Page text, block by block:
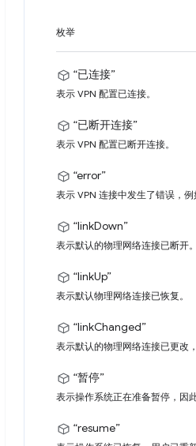
枚举
“已连接”
表示 VPN 配置已连接。
“已断开连接”
表示 VPN 配置已断开连接。
“error”
表示 VPN 连接中发生了错误，
“linkDown”
表示默认的物理网络连接已断开。
“linkUp”
表示默认物理网络连接已恢复。
“linkChanged”
表示默认的物理网络连接已更改
“暂停”
表示操作系统正在准备暂停，因
“resume”